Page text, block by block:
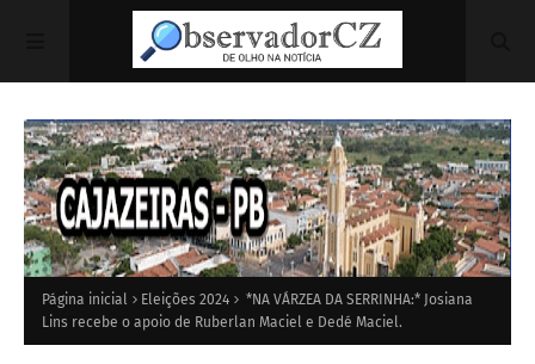
Página inicial Eleições 2024
*NA VÁRZEA DA SERRINHA:* Josiana
Lins recebe o apoio de Ruberlan Maciel e Dedé Maciel.